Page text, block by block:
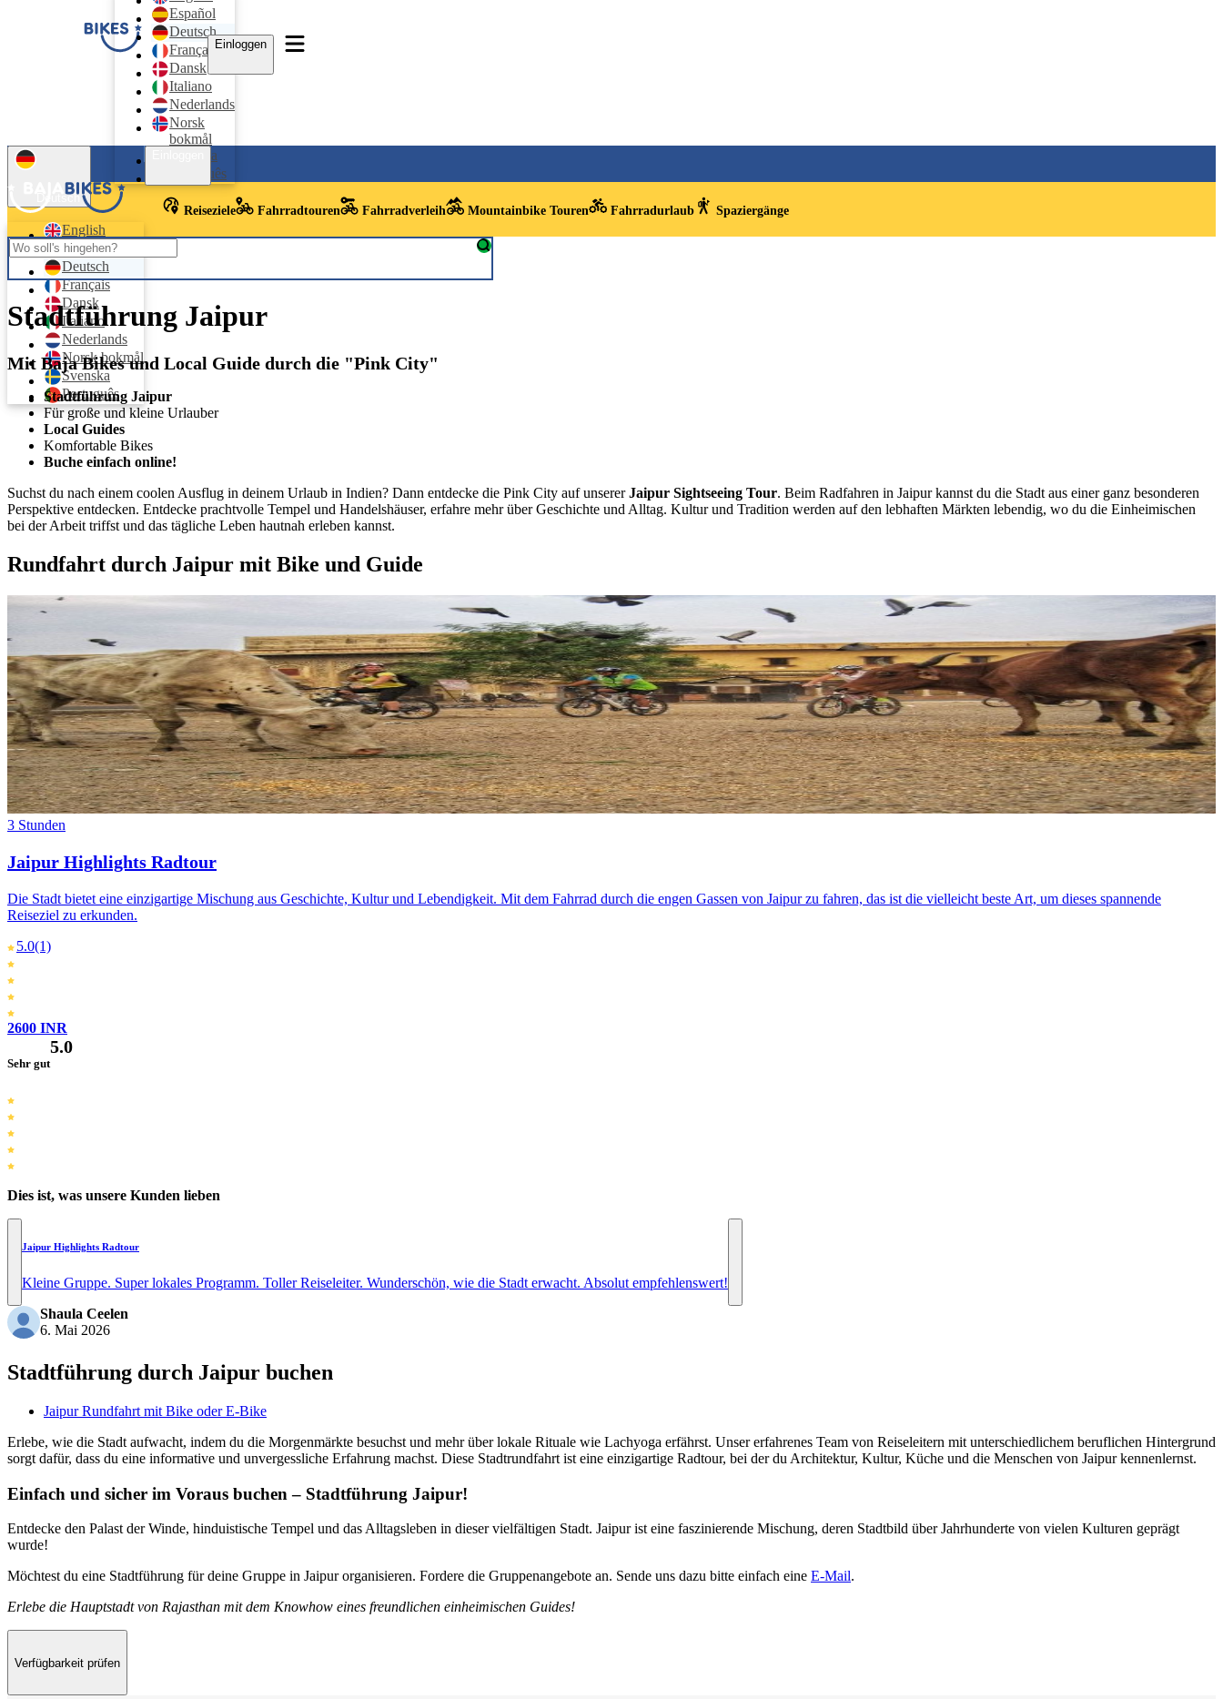
Español
Deutsch
Français
Dansk
Italiano
Nederlands
Norsk
bokmål
Svenska
Português
Einloggen
Deutsch
English
Español
Deutsch
Français
Dansk
Italiano
Nederlands
Norsk bokmål
Svenska
Português
Reiseziele Fahrradtouren Fahrradverleih Mountainbike Touren Fahrradurlaub Spaziergänge
Stadtführung Jaipur
Mit Baja Bikes und Local Guide durch die "Pink City"
Stadtführung Jaipur
Für große und kleine Urlauber
Local Guides
Komfortable Bikes
Buche einfach online!
Suchst du nach einem coolen Ausflug in deinem Urlaub in Indien? Dann entdecke die Pink City auf unsererJaipur Sightseeing Tour. Beim Radfahren in Jaipur kannst du die Stadt aus einer ganz besonderen
Perspektive entdecken. Entdecke prachtvolle Tempel und Handelshäuser, erfahre mehr über Geschichte und Alltag. Kultur und Tradition werden auf den lebhaften Märkten lebendig, wo du die Einheimischen
bei der Arbeit triffst und das tägliche Leben hautnah erleben kannst.
Rundfahrt durch Jaipur mit Bike und Guide
3 Stunden
Jaipur Highlights Radtour
Die Stadt bietet eine einzigartige Mischung aus Geschichte, Kultur und Lebendigkeit. Mit dem Fahrrad durch die engen Gassen von Jaipur zu fahren, das ist die vielleicht beste Art, um dieses spannende
Reiseziel zu erkunden.
5.0(1)
2600 INR
Sehr gut
5.0
Dies ist, was unsere Kunden lieben
Jaipur Highlights Radtour
Kleine Gruppe. Super lokales Programm. Toller Reiseleiter. Wunderschön, wie die Stadt erwacht. Absolut empfehlenswert!
Shaula Ceelen
6. Mai 2026
Stadtführung durch Jaipur buchen
Jaipur Rundfahrt mit Bike oder E-Bike
Erlebe, wie die Stadt aufwacht, indem du die Morgenmärkte besuchst und mehr über lokale Rituale wie Lachyoga erfährst. Unser erfahrenes Team von Reiseleitern mit unterschiedlichem beruflichen Hintergrund
sorgt dafür, dass du eine informative und unvergessliche Erfahrung machst. Diese Stadtrundfahrt ist eine einzigartige Radtour, bei der du Architektur, Kultur, Küche und die Menschen von Jaipur kennenlernst.
Einfach und sicher im Voraus buchen – Stadtführung Jaipur!
Entdecke den Palast der Winde, hinduistische Tempel und das Alltagsleben in dieser vielfältigen Stadt. Jaipur ist eine faszinierende Mischung, deren Stadtbild über Jahrhunderte von vielen Kulturen geprägt
wurde!
Möchtest du eine Stadtführung für deine Gruppe in Jaipur organisieren. Fordere die Gruppenangebote an. Sende uns dazu bitte einfach eine E-Mail.
Erlebe die Hauptstadt von Rajasthan mit dem Knowhow eines freundlichen einheimischen Guides!
Verfügbarkeit prüfen